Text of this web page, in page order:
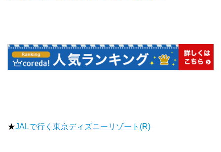
★JALで行く東京ディズニーリゾート(R)